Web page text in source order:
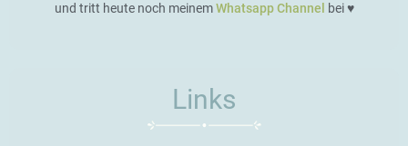
und tritt heute noch meinemWhatsapp Channel bei ♥️
Links